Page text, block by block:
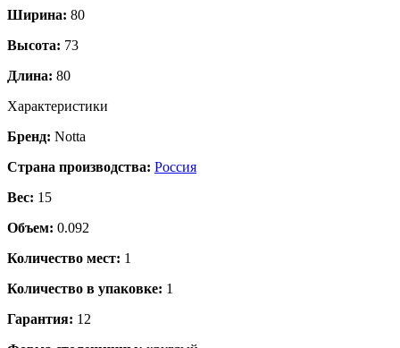
Ширина: 80
Высота: 73
Длина: 80
Характеристики
Бренд: Notta
Страна производства: Россия
Вес: 15
Объем: 0.092
Количество мест: 1
Количество в упаковке: 1
Гарантия: 12